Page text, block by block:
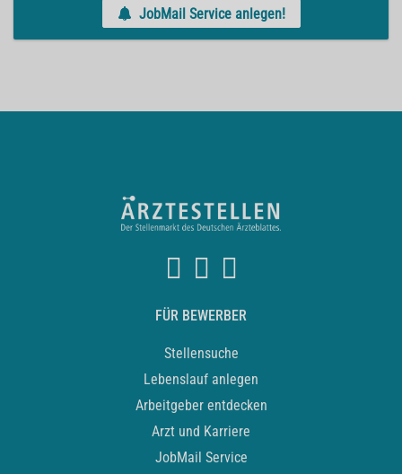
JobMail Service anlegen!
FÜR BEWERBER
Stellensuche
Lebenslauf anlegen
Arbeitgeber entdecken
Arzt und Karriere
JobMail Service